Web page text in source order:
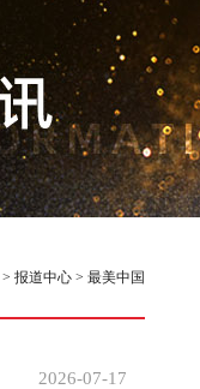
> 报道中心 > 最美中国
2026-07-17